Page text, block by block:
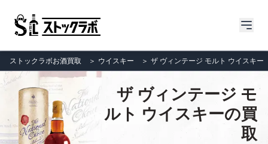
ストックラボお酒買取 ＞ ウイスキー ＞ ザ ヴィンテージ モルト ウイスキー
ザ ヴィンテージ モ
ルト ウイスキーの買
取